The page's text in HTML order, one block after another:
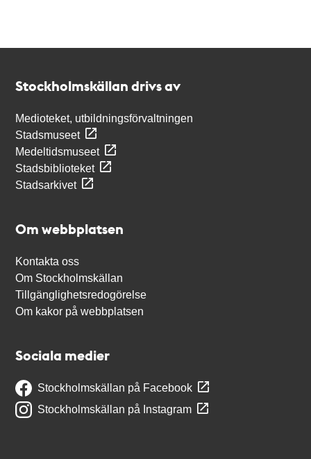
Stockholmskällan drivs av
Medioteket, utbildningsförvaltningen
Stadsmuseet
Medeltidsmuseet
Stadsbiblioteket
Stadsarkivet
Om webbplatsen
Kontakta oss
Om Stockholmskällan
Tillgänglighetsredogörelse
Om kakor på webbplatsen
Sociala medier
Stockholmskällan på Facebook
Stockholmskällan på Instagram